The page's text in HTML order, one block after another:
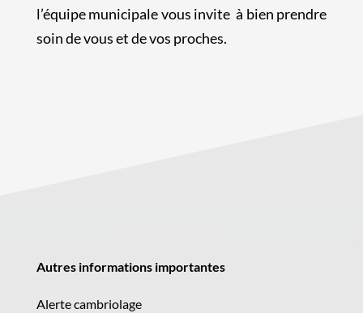
l’équipe municipale vous invite à bien prendre
soin de vous et de vos proches.
Autres informations importantes
Alerte cambriolage